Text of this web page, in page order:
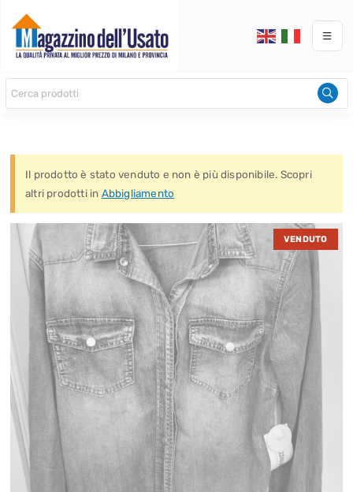
Il prodotto è stato venduto e non è più disponibile. Scopri
altri prodotti in Abbigliamento
VENDUTO